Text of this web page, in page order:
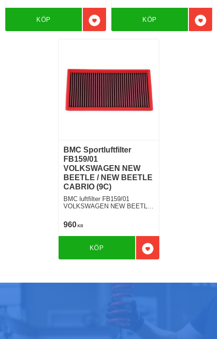
Lägg till i favoriter
KÖP KÖP
BMC Sportluftfilter
FB159/01
VOLKSWAGEN NEW
BEETLE / NEW BEETLE
CABRIO (9C)
BMC luftfilter FB159/01
VOLKSWAGEN NEW BEETLE
1.8 Turbo 150 Hkr
960KR
Lägg till i favoriter
KÖP